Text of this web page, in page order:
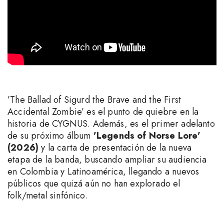
’The Ballad of Sigurd the Brave and the First
Accidental Zombie’ es el punto de quiebre en la
historia de CYGNUS. Además, es el primer adelanto
de su próximo álbum ’Legends of Norse Lore’
(2026) y la carta de presentación de la nueva
etapa de la banda, buscando ampliar su audiencia
en Colombia y Latinoamérica, llegando a nuevos
públicos que quizá aún no han explorado el
folk/metal sinfónico.